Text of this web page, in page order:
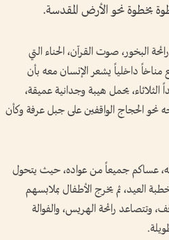
بخطوة نحو الأرض المقدسة.
البخور، صوت القرآن، الحناء التي
مناخاً داخلياً يشعر الإنسان معه بأن
يحمل هيبة وجدانية عميقة،
نحو الحجاج الواقفين على جبل عرفة وكأن
عساكم جميعاً من عواده، حيث يتحول
العيد، ثم يخرج الأطفال بملابسهم
وتتصاعد رائحة الهريس، والفوالة